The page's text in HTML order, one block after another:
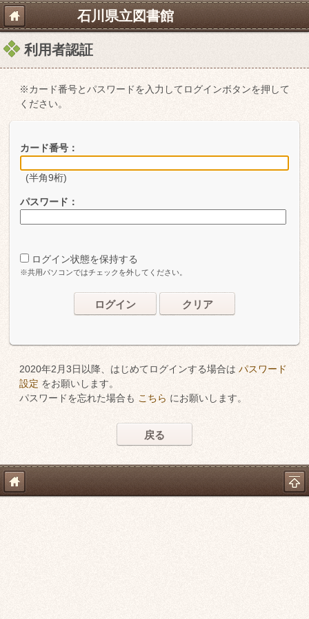
石川県立図書館
利用者認証
※カード番号とパスワードを入力してログインボタンを押して
ください。
カード番号：
(半角9桁)
パスワード：
ログイン状態を保持する
※共用パソコンではチェックを外してください。
ログイン クリア
2020年2月3日以降、はじめてログインする場合は パスワード
設定 をお願いします。
パスワードを忘れた場合も こちら にお願いします。
戻る